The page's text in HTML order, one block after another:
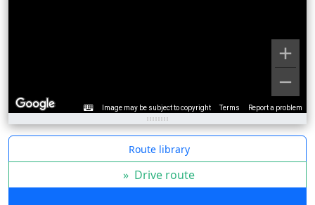
Image may be subject to copyright Terms Report a problem
Route library
» Drive route